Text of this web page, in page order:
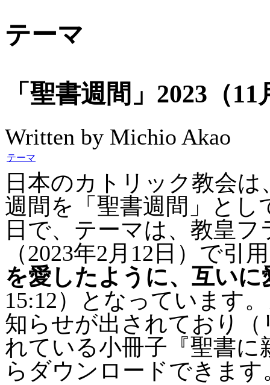
テーマ
「聖書週間」2023（
Written by Michio Akao
テーマ
日本のカトリック教会
週間を「聖書週間」とし
日で、テーマは、教皇
（2023年2月12日）で引
を愛したように、互い
15:12）となっています
知らせが出されており（
れている小冊子『聖書に
らダウンロードできます